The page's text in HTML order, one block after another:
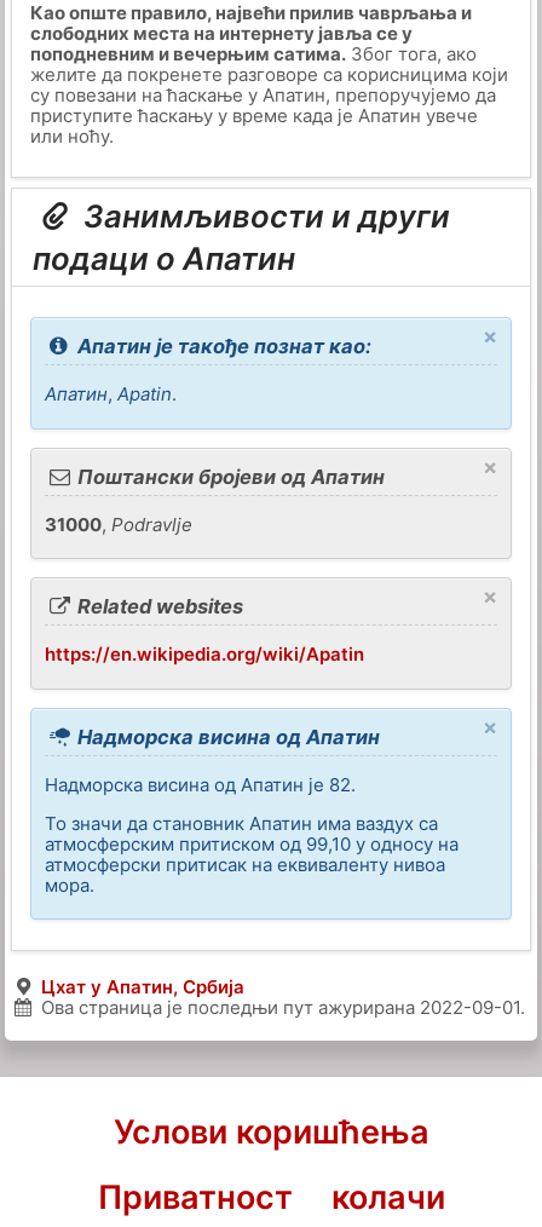
Као опште правило, највећи прилив чаврљања и
слободних места на интернету јавља се у
поподневним и вечерњим сатима.Због тога, ако
желите да покренете разговоре са корисницима који
су повезани на ћаскање у Апатин, препоручујемо да
приступите ћаскању у време када је Апатин увече
или ноћу.
Занимљивости и други
подаци о Апатин
×
Апатин је такође познат као:
Апатин,Apatin.
×
Поштански бројеви од Апатин
31000, Podravlje
×
Related websites
https://en.wikipedia.org/wiki/Apatin
×
Надморска висина од Апатин
Надморска висина од Апатин је 82.
То значи да становник Апатин има ваздух са
атмосферским притиском од 99,10 у односу на
атмосферски притисак на еквиваленту нивоа
мора.
Цхат у Апатин, Србија
Ова страница је последњи пут ажурирана 2022-09-01.
Услови коришћења
Приватност
колачи